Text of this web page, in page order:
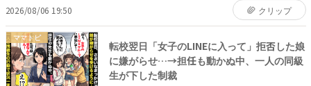
2026/08/06 19:50 クリップ
ママトピ
転校翌日「女子のLINEに入って」拒否した娘
に嫌がらせ…→担任も動かぬ中、一人の同級
生が下した制裁